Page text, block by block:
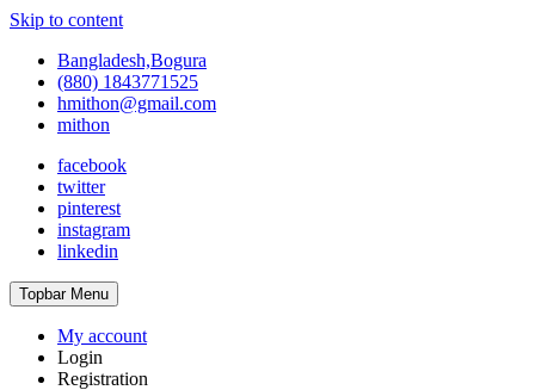
Skip to content
Bangladesh,Bogura
(880) 1843771525
hmithon@gmail.com
mithon
facebook
twitter
pinterest
instagram
linkedin
Topbar Menu
My account
Login
Registration